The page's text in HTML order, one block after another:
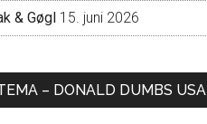
& Gøgl 15. juni 2026
– DONALD DUMBS USA